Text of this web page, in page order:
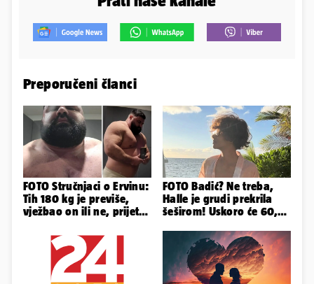
Preporučeni članci
FOTO Stručnjaci o Ervinu:
Tih 180 kg je previše,
vježbao on ili ne, prijete
FOTO Badić? Ne treba,
Halle je grudi prekrila
šeširom! Uskoro će 60,